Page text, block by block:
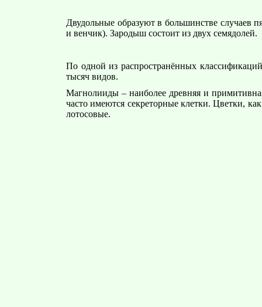
Двудольные образуют в большинстве случаев
и венчик). Зародыш состоит из двух семядолей.
По одной из распространённых
тысяч видов.
Магнолииды – наиболее древняя и
часто имеются секреторные клетки. Цветки,
лотосовые.